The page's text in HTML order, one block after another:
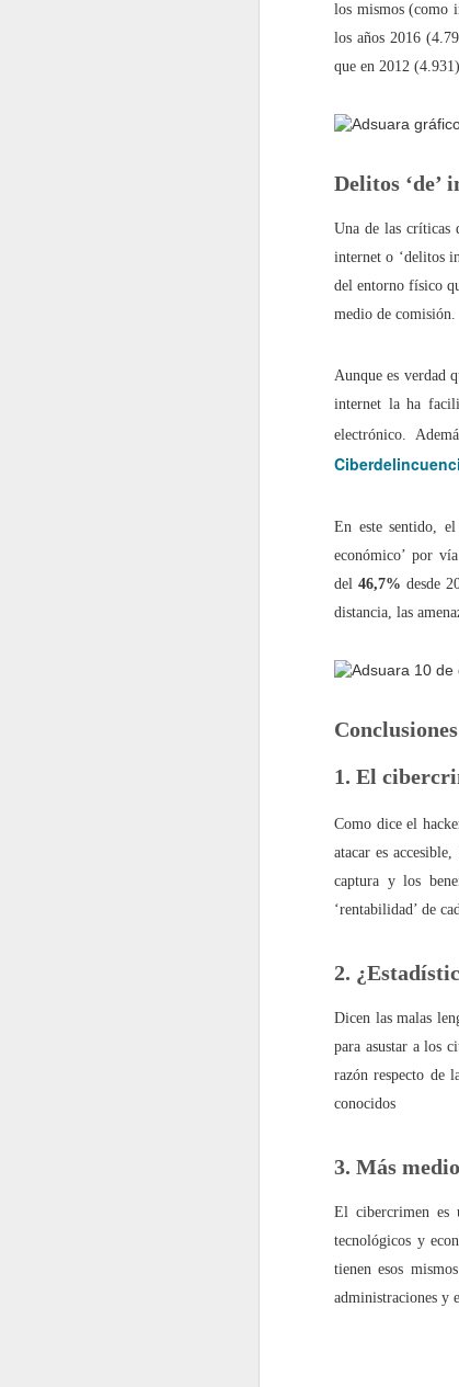
los mismos (como
los años 2016
que en 2012
Delitos ‘de’
Una de las críticas
internet o ‘delitos
del entorno físico
medio de comisión.
Aunque es verdad
internet la ha
electrónico.
En este sentido,
económico’ por
del 46,7% desde
distancia, las
Conclusiones
1. El
Como dice el
atacar es
captura y los
‘rentabilidad’ de
2.
Dicen las malas
para asustar a los
razón respecto de
conocidos
3. Más
El cibercrimen es
tecnológicos y
tienen esos
administraciones y
2022.02.25
mayo
2022.05.06
2022.05.13 El
2022.05.20
2022.05.27
2022.06.03
2022.06.10
2022.06.24
julio
2022.07.01
2022.07.15
2022.07.22
2022.07.29
2022.09.02
2022.09.09
2022.09.23
2022.10.07
2022.10.14